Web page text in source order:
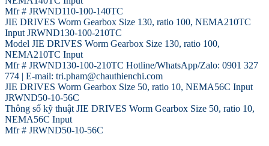
Mfr # JRWND110-100-140TC
JIE DRIVES Worm Gearbox Size 130, ratio 100, NEMA210TC
Input JRWND130-100-210TC
Model JIE DRIVES Worm Gearbox Size 130, ratio 100,
NEMA210TC Input
Mfr # JRWND130-100-210TC Hotline/WhatsApp/Zalo: 0901 327
774 | E-mail: tri.pham@chauthienchi.com
JIE DRIVES Worm Gearbox Size 50, ratio 10, NEMA56C Input
JRWND50-10-56C
Thông số kỹ thuật JIE DRIVES Worm Gearbox Size 50, ratio 10,
NEMA56C Input
Mfr # JRWND50-10-56C